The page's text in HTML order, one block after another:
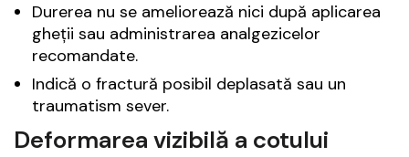
Durerea nu se ameliorează nici după aplicarea
gheții sau administrarea analgezicelor
recomandate.
Indică o fractură posibil deplasată sau un
traumatism sever.
Deformarea vizibilă a cotului